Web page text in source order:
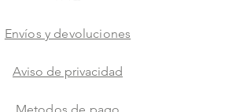
Envíos y devoluciones
Aviso de privacidad